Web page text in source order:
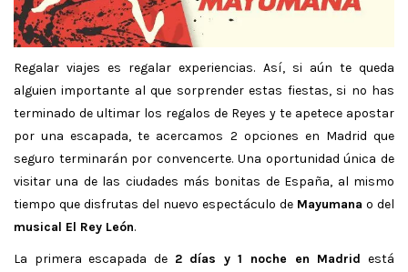
Regalar viajes es regalar experiencias. Así, si aún te queda
alguien importante al que sorprender estas fiestas, si no has
terminado de ultimar los regalos de Reyes y te apetece apostar
por una escapada, te acercamos 2 opciones en Madrid que
seguro terminarán por convencerte. Una oportunidad única de
visitar una de las ciudades más bonitas de España, al mismo
tiempo que disfrutas del nuevo espectáculo de Mayumana o del
musical El Rey León.
La primera escapada de 2 días y 1 noche en Madrid está